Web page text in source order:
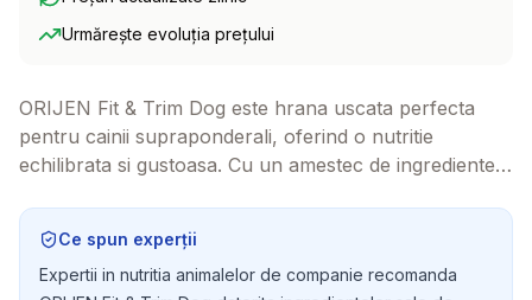
Urmărește evoluția prețului
ORIJEN Fit & Trim Dog este hrana uscata perfecta
pentru cainii supraponderali, oferind o nutritie
echilibrata si gustoasa. Cu un amestec de ingrediente
mentinerea unei greutati sanatoase si la sustinerea
energiei cainelui tau.
Ce spun experții
Expertii in nutritia animalelor de companie recomanda